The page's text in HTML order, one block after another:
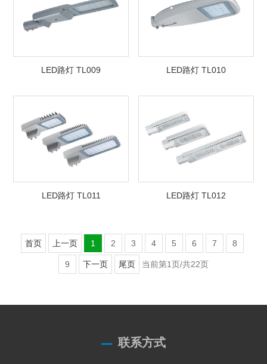
LED路灯 TL009 LED路灯 TL010
LED路灯 TL011 LED路灯 TL012
首页 上一页 1 2 3 4 5 6 7 8
9 下一页 尾页 当前第1页/共22页
联系方式